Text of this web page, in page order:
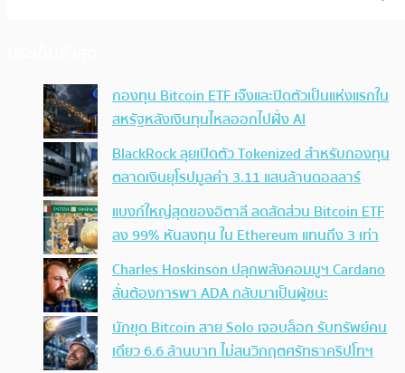
กองทุน Bitcoin ETF เจ๊งและปิดตัวเป็นแห่งแรกใน
สหรัฐหลังเงินทุนไหลออกไปฝั่ง AI
BlackRock ลุยเปิดตัว Tokenized สำหรับกองทุน
ตลาดเงินยุโรปมูลค่า 3.11 แสนล้านดอลลาร์
แบงก์ใหญ่สุดของอิตาลี ลดสัดส่วน Bitcoin ETF
ลง 99% หันลงทุน ใน Ethereum แทนถึง 3 เท่า
Charles Hoskinson ปลุกพลังคอมมูฯ Cardano
ลั่นต้องการพา ADA กลับมาเป็นผู้ชนะ
นักขุด Bitcoin สาย Solo เจอบล็อก รับทรัพย์คน
เดียว 6.6 ล้านบาท ไม่สนวิกฤตศรัทธาคริปโทฯ